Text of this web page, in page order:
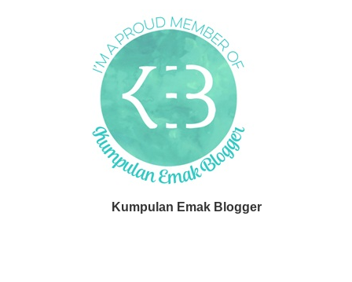
Kumpulan Emak Blogger